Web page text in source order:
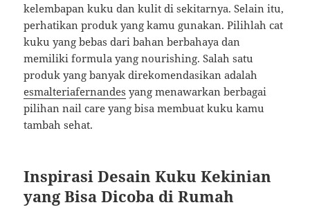
kelembapan kuku dan kulit di sekitarnya. Selain itu,
perhatikan produk yang kamu gunakan. Pilihlah cat
kuku yang bebas dari bahan berbahaya dan
memiliki formula yang nourishing. Salah satu
produk yang banyak direkomendasikan adalah
esmalteriafernandes yang menawarkan berbagai
pilihan nail care yang bisa membuat kuku kamu
tambah sehat.
Inspirasi Desain Kuku Kekinian
yang Bisa Dicoba di Rumah